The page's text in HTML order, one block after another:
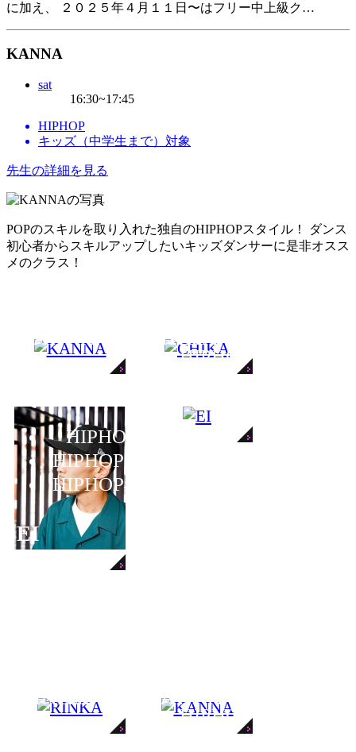
に加え、 ２０２５年４月１１日〜はフリー中上級ク…
KANNA
sat
16:30~17:45
HIPHOP
キッズ（中学生まで）対象
先生の詳細を見る
POPのスキルを取り入れた独自のHIPHOPスタイル！ ダンス
初心者からスキルアップしたいキッズダンサーに是非オスス
メのクラス！
KANNA CHIKA
HIPHOP
HIPHOP入門
HIPHOP初級
EI
HIPHOP初級
RINKA KANNA
HOUSE
HIPHOP入門